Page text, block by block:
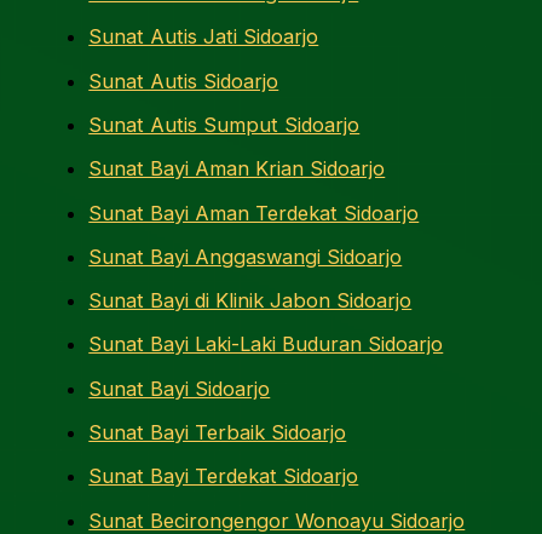
Sunat Autis Jati Sidoarjo
Sunat Autis Sidoarjo
Sunat Autis Sumput Sidoarjo
Sunat Bayi Aman Krian Sidoarjo
Sunat Bayi Aman Terdekat Sidoarjo
Sunat Bayi Anggaswangi Sidoarjo
Sunat Bayi di Klinik Jabon Sidoarjo
Sunat Bayi Laki-Laki Buduran Sidoarjo
Sunat Bayi Sidoarjo
Sunat Bayi Terbaik Sidoarjo
Sunat Bayi Terdekat Sidoarjo
Sunat Becirongengor Wonoayu Sidoarjo